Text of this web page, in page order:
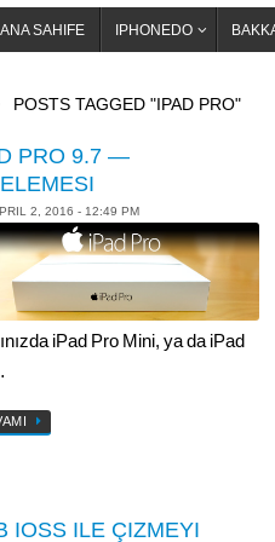
ANA SAHIFE IPHONEDO
POSTS TAGGED "IPAD PRO"
PRO 9.7 —
2, 2016 - 12:49 PM
iPad Pro Mini, ya da iPad
IOSS ILE ÇIZMEYI